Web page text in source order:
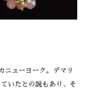
ニューヨーク。デマリ
いたとの説もあり、そ